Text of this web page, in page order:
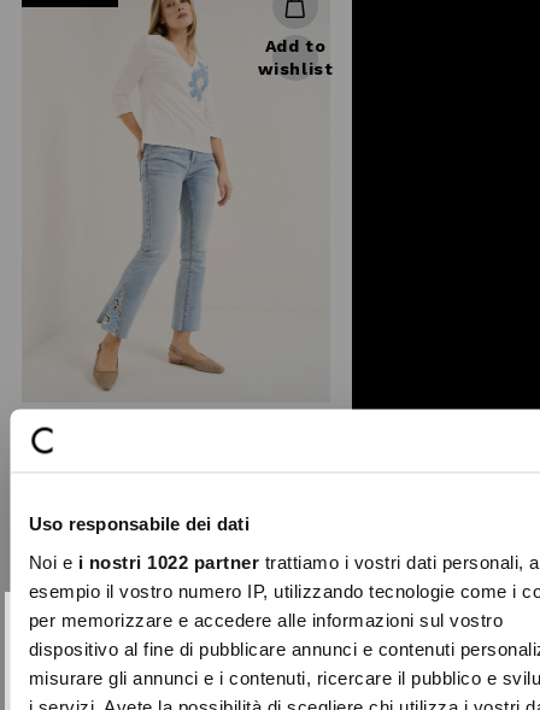
Uso responsabile dei dati
Noi e i nostri 1022 partnertrattiamo i vostri dati personali,
esempio il vostro numero IP, utilizzando tecnologie come i
per memorizzare e accedere alle informazioni sul vostro
dispositivo al fine di pubblicare annunci e contenuti
misurare gli annunci e i contenuti, ricercare il pubblico e
i servizi. Avete la possibilità di scegliere chi utilizza i vostri
Add to
wishlist
wash feature a modern and feminine
short bootcut (mini- ...
reduced
from
€89.00 to €44.50
-70%
Close
SUBSCRIBE TO OUR
NEWSLETTER